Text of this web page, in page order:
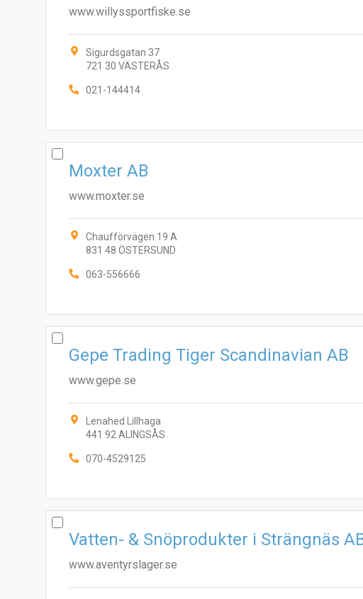
www.willyssportfiske.se
Sigurdsgatan 37
721 30 VÄSTERÅS
021-144414
Moxter AB
www.moxter.se
Chaufförvägen 19 A
831 48 ÖSTERSUND
063-556666
Gepe Trading Tiger Scandinavian AB
www.gepe.se
Lenahed Lillhaga
441 92 ALINGSÅS
070-4529125
Vatten- & Snöprodukter i Strängnäs
www.aventyrslager.se